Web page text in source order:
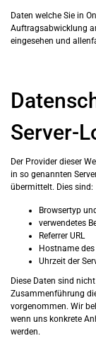
Daten welche Sie in
Auftragsabwicklung
eingesehen und
Server-
Der Provider dieser
in so genannten
übermittelt. Dies sind:
Browsertyp
verwendetes
Referrer URL
Hostname
Uhrzeit der
Diese Daten sind
Zusammenführung
vorgenommen. Wir
wenn uns konkrete
werden.